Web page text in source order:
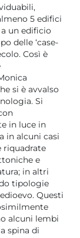
5 edifici
un edificio
delle ‘case-
Così è
si è avvalso
Si
in luce in
in alcuni casi
riquadrate
e
in altri
tipologie
Questi
alcuni lembi
spina di